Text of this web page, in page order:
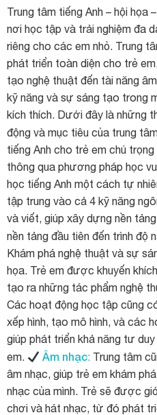
Trung tâm tiếng Anh – hội họa
nơi học tập và trải nghiệm đa
riêng cho các em nhỏ. Trung
phát triển toàn diện cho trẻ
tạo nghệ thuật đến tài năng
kỹ năng và sự sáng tạo trong
kích thích. Dưới đây là những
động và mục tiêu của trung
tiếng Anh cho trẻ em chú
thông qua phương pháp học
học tiếng Anh một cách tự
tập trung vào cả 4 kỹ năng
và viết, giúp xây dựng nền
nền tảng đầu tiên đến trình độ
Khám phá nghệ thuật và sự
họa. Trẻ em được khuyến
tạo ra những tác phẩm nghệ
Các hoạt động học tập cũng
xếp hình, tạo mô hình, và các
giúp phát triển khả năng tư
em.
Âm nhạc: Trung tâm
âm nhạc, giúp trẻ em khám
nhạc của mình. Trẻ sẽ được
chơi và hát nhạc, từ đó phát